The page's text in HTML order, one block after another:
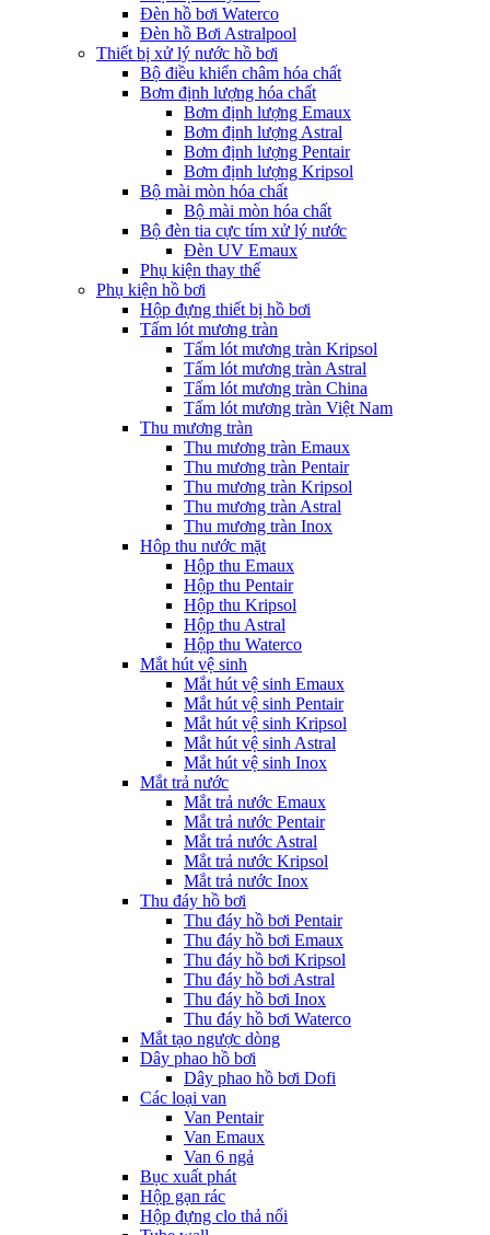
Đèn hồ bơi Waterco
Đèn hồ Bơi Astralpool
Thiết bị xử lý nước hồ bơi
Bộ điều khiển châm hóa chất
Bơm định lượng hóa chất
Bơm định lượng Emaux
Bơm định lượng Astral
Bơm định lượng Pentair
Bơm định lượng Kripsol
Bộ mài mòn hóa chất
Bộ mài mòn hóa chất
Bộ đèn tia cực tím xử lý nước
Đèn UV Emaux
Phụ kiện thay thế
Phụ kiện hồ bơi
Hộp đựng thiết bị hồ bơi
Tấm lót mương tràn
Tấm lót mương tràn Kripsol
Tấm lót mương tràn Astral
Tấm lót mương tràn China
Tấm lót mương tràn Việt Nam
Thu mương tràn
Thu mương tràn Emaux
Thu mương tràn Pentair
Thu mương tràn Kripsol
Thu mương tràn Astral
Thu mương tràn Inox
Hôp thu nước mặt
Hộp thu Emaux
Hộp thu Pentair
Hộp thu Kripsol
Hộp thu Astral
Hộp thu Waterco
Mắt hút vệ sinh
Mắt hút vệ sinh Emaux
Mắt hút vệ sinh Pentair
Mắt hút vệ sinh Kripsol
Mắt hút vệ sinh Astral
Mắt hút vệ sinh Inox
Mắt trả nước
Mắt trả nước Emaux
Mắt trả nước Pentair
Mắt trả nước Astral
Mắt trả nước Kripsol
Mắt trả nước Inox
Thu đáy hồ bơi
Thu đáy hồ bơi Pentair
Thu đáy hồ bơi Emaux
Thu đáy hồ bơi Kripsol
Thu đáy hồ bơi Astral
Thu đáy hồ bơi Inox
Thu đáy hồ bơi Waterco
Mắt tạo ngược dòng
Dây phao hồ bơi
Dây phao hồ bơi Dofi
Các loại van
Van Pentair
Van Emaux
Van 6 ngả
Bục xuất phát
Hộp gạn rác
Hộp đựng clo thả nổi